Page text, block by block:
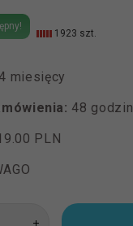
1923 szt.
miesięcy
48 godzin
PLN